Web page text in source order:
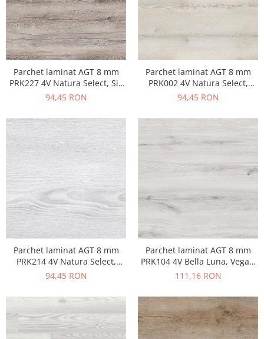
Parchet laminat AGT 8 mm
PRK227 4V Natura Select, Sia
Oak, clasa 32 AC4
94,45 RON
Parchet laminat AGT 8 mm
PRK002 4V Natura Select,
Antalya Pine, clasa 32 AC4
94,45 RON
Parchet laminat AGT 8 mm
PRK214 4V Natura Select,
Patara, clasa 32 AC4
94,45 RON
Parchet laminat AGT 8 mm
PRK104 4V Bella Luna, Vegas,
clasa 31 AC3
111,16 RON